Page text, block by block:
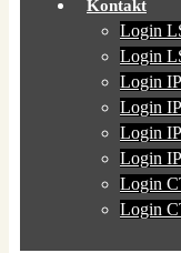
Kontakt
Login
Login
Login
Login
Login
Login
Login
Login